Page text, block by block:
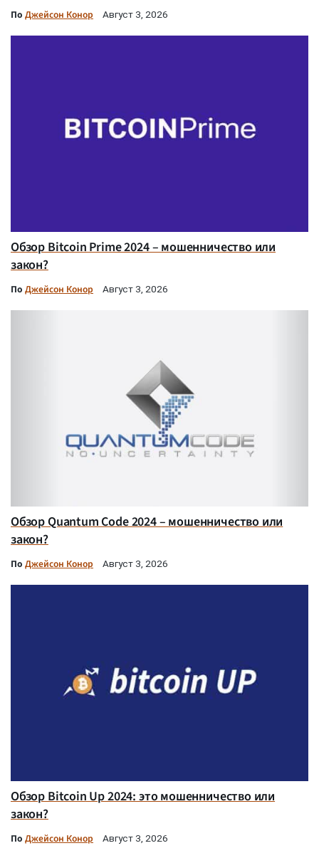
По Джейсон Конор Август 3, 2026
Обзор Bitcoin Prime 2024 – мошенничество или
закон?
По Джейсон Конор Август 3, 2026
Обзор Quantum Code 2024 – мошенничество или
закон?
По Джейсон Конор Август 3, 2026
Обзор Bitcoin Up 2024: это мошенничество или
закон?
По Джейсон Конор Август 3, 2026